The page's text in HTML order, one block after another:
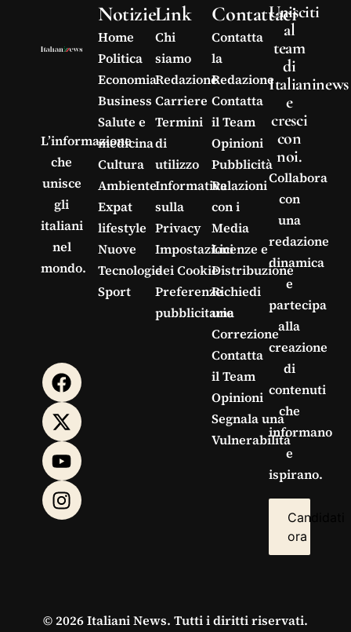
L’informazione
che
unisce
gli
italiani
nel
mondo.
Notizie
Home
Politica
Economia
Business
Salute e
medicina
Cultura
Ambiente
Expat
lifestyle
Nuove
Tecnologie
Sport
Link
Chi
siamo
Redazione
Carriere
Termini
di
utilizzo
Informativa
sulla
Privacy
Impostazioni
dei Cookie
Preferenze
pubblicitarie
Contattaci
Contatta
la
Redazione
Contatta
il Team
Opinioni
Pubblicità
Relazioni
con i
Media
Licenze e
Distribuzione
Richiedi
una
Correzione
Contatta
il Team
Opinioni
Segnala una
Vulnerabilità
Unisciti
al
team
di
Italianinews
e
cresci
con
noi.
Collabora
con
una
redazione
dinamica
e
partecipa
alla
creazione
di
contenuti
che
informano
e
ispirano.
Candidati
ora
© 2026 Italiani News. Tutti i diritti riservati.